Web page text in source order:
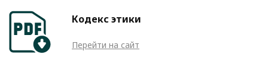
Кодекс этики
Перейти на сайт